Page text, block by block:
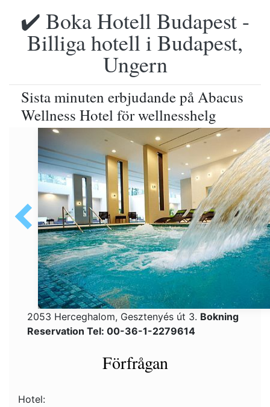
✔️ Boka Hotell Budapest -
Billiga hotell i Budapest,
Ungern
Sista minuten erbjudande på Abacus
Wellness Hotel för wellnesshelg
2053 Herceghalom, Gesztenyés út 3. Bokning
Reservation Tel: 00-36-1-2279614
Förfrågan
Hotel: